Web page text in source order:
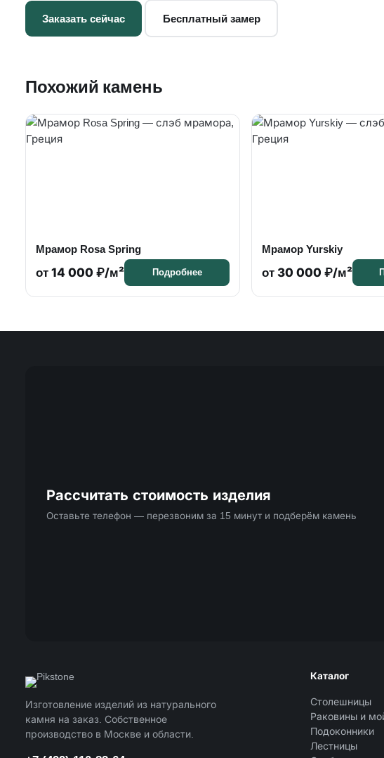
Заказать сейчас Бесплатный замер
Похожий камень
Мрамор Rosa Spring
от 14 000 ₽/м² Подробнее
Мрамор Yurskiy
от 30 000 ₽/м²
Рассчитать стоимость изделия
Оставьте телефон — перезвоним за 15 минут и подберём камень
Изготовление изделий из натурального
камня на заказ. Собственное
производство в Москве и области.
Каталог
Столешницы
Раковины и
Подоконники
Лестницы